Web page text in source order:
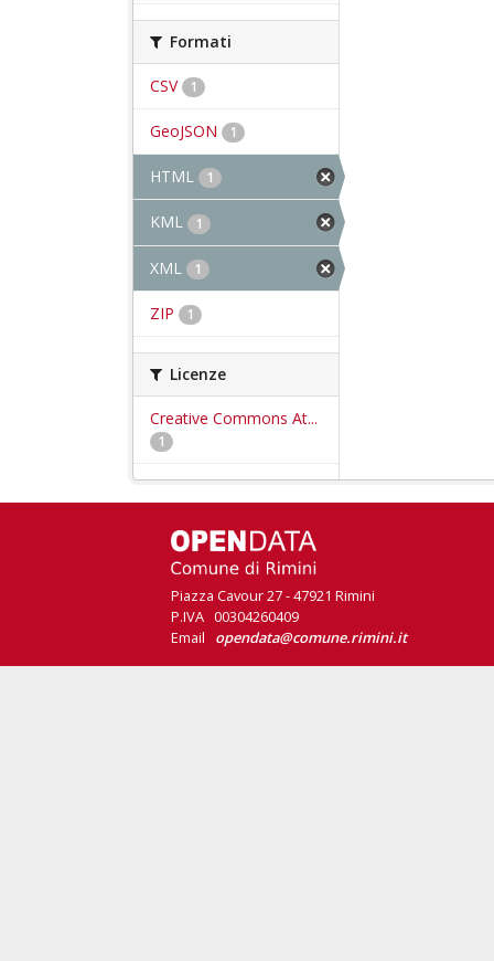
Formati
CSV 1
GeoJSON 1
HTML 1
KML 1
XML 1
ZIP 1
Licenze
Creative Commons At...
1
Piazza Cavour 27 - 47921 Rimini
P.IVA 00304260409
Email opendata@comune.rimini.it